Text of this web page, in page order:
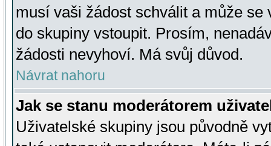
musí vaši žádost schválit a může se
do skupiny vstoupit. Prosím,
žádosti nevyhoví. Má svůj důvod.
Návrat nahoru
Jak se stanu moderátorem
Uživatelské skupiny jsou původně